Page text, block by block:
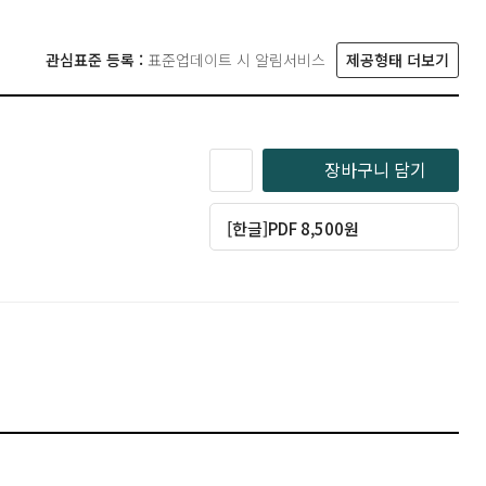
관심표준 등록 : 표준업데이트 시 알림서비스 제공형태 더보기
장바구니 담기
[한글]PDF 8,500원